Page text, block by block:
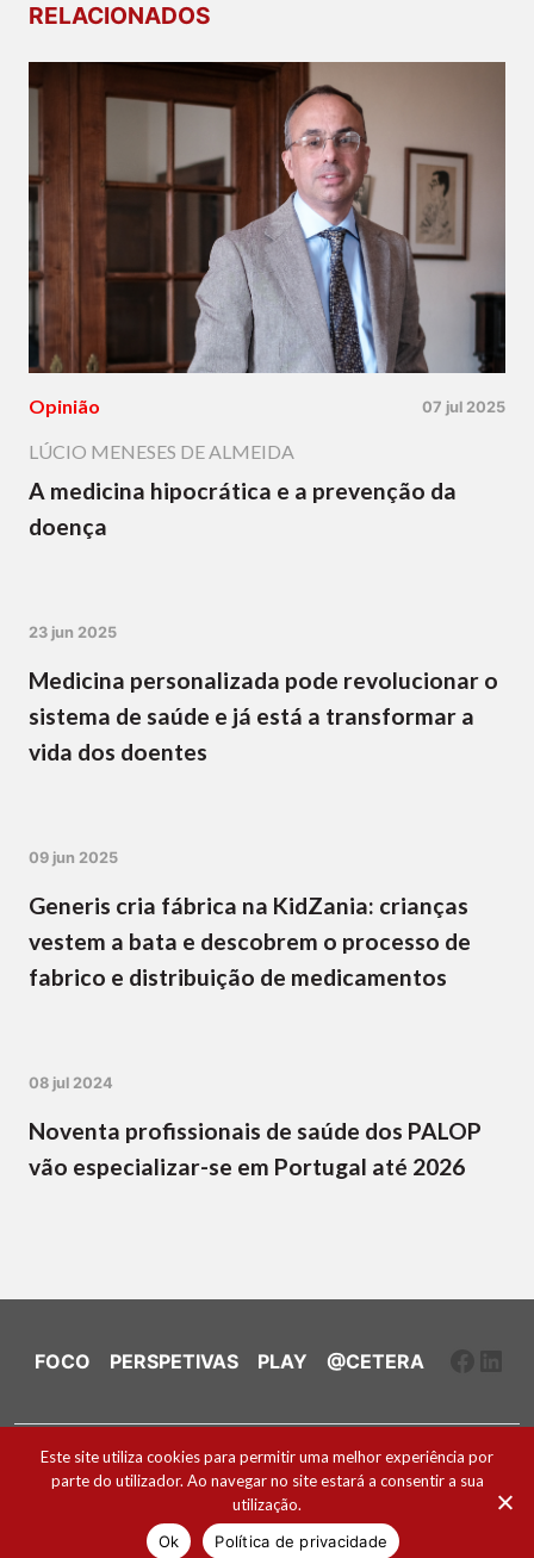
RELACIONADOS
Opinião 07 jul 2025
LÚCIO MENESES DE ALMEIDA
A medicina hipocrática e a prevenção da
doença
23 jun 2025
Medicina personalizada pode revolucionar o
sistema de saúde e já está a transformar a
vida dos doentes
09 jun 2025
Generis cria fábrica na KidZania: crianças
vestem a bata e descobrem o processo de
fabrico e distribuição de medicamentos
08 jul 2024
Noventa profissionais de saúde dos PALOP
vão especializar-se em Portugal até 2026
FOCO PERSPETIVAS PLAY @CETERA
Ficha Técnica e Estatuto Editorial
Política de Cookies
2026 ® Todos os direitos reservados
Este site utiliza cookies para permitir uma melhor experiência por
parte do utilizador. Ao navegar no site estará a consentir a sua
utilização.
Ok
Política de privacidade